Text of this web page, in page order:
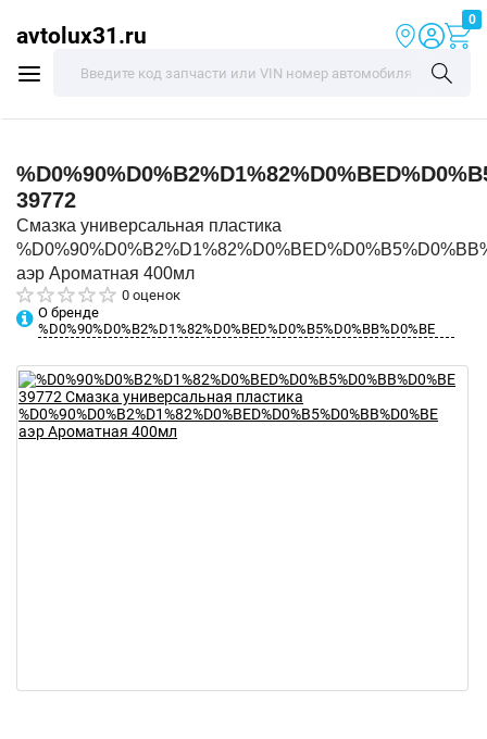
avtolux31.ru
0
39772
Смазка универсальная пластика
аэр Ароматная 400мл
0 оценок
О бренде
%D0%90%D0%B2%D1%82%D0%BED%D0%B5%D0%BB%D0%BE